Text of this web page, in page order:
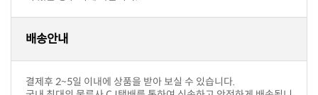
배송안내
결제후 2~5일 이내에 상품을 받아 보실 수 있습니다.